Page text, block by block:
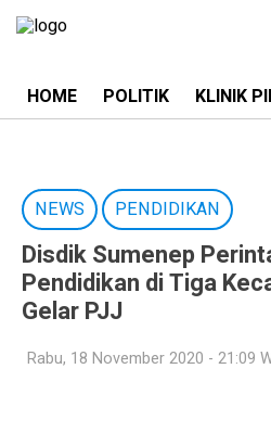
HOME POLITIK KLINIK
NEWS PENDIDIKAN
Disdik Sumenep
Pendidikan di Tiga
Gelar PJJ
Rabu, 18 November 2020 - 21:09